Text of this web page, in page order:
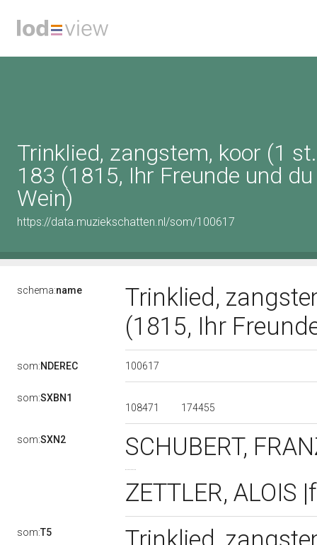
Trinklied, zangstem, koor (1
183 (1815, Ihr Freunde und
Wein)
https://data.muziekschatten.nl/som/100617
schema:name
Trinklied,
(1815, Ihr
som:NDEREC 100617
som:SXBN1
108471
174455
som:SXN2
SCHUBERT,
ZETTLER,
som:T5
Trinklied,